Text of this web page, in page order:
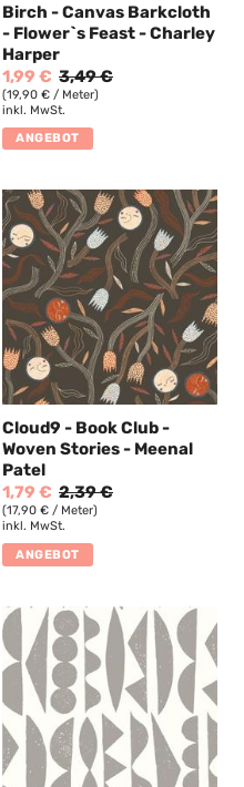
Birch - Canvas Barkcloth
- Flower`s Feast - Charley
Harper
1,99 € 3,49 €
(19,90 € / Meter)
inkl. MwSt.
ANGEBOT
Cloud9 - Book Club -
Woven Stories - Meenal
Patel
1,79 € 2,39 €
(17,90 € / Meter)
inkl. MwSt.
ANGEBOT